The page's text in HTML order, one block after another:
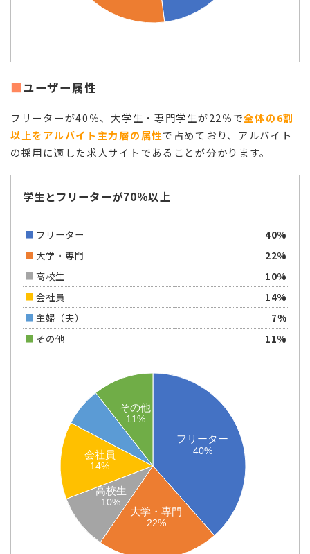
ユーザー属性
フリーターが40％、大学生・専門学生が22％で全体の6割
以上をアルバイト主力層の属性で占めており、アルバイト
の採用に適した求人サイトであることが分かります。
学生とフリーターが70％以上
フリーター
40%
大学・専門
22%
高校生
10%
会社員
14%
主婦（夫）
7%
その他
11%
フリーター
40%
大学・専門
22%
高校生
10%
会社員
14%
その他
11%
フリーター
40%
大学・専門
22%
高校生
10%
会社員
14%
その他
11%